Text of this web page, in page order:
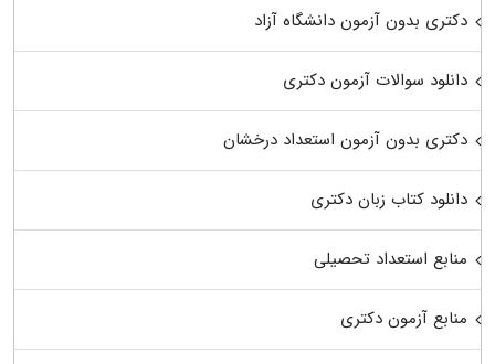
دکتری بدون آزمون دانشگاه آزاد
دانلود سوالات آزمون دکتری
دکتری بدون آزمون استعداد درخشان
دانلود کتاب زبان دکتری
منابع استعداد تحصیلی
منابع آزمون دکتری